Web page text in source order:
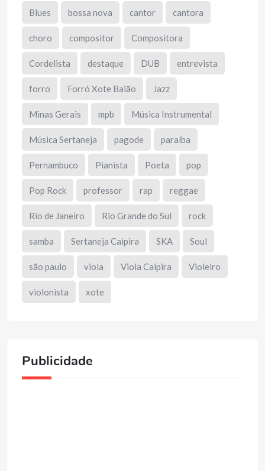
Blues bossa nova cantor cantora
choro compositor Compositora
Cordelista destaque DUB entrevista
forro Forró Xote Baião Jazz
Minas Gerais mpb Música Instrumental
Música Sertaneja pagode paraíba
Pernambuco Pianista Poeta pop
Pop Rock professor rap reggae
Rio de Janeiro Rio Grande do Sul rock
samba Sertaneja Caipira SKA Soul
são paulo viola Viola Caipira Violeiro
violonista xote
Publicidade